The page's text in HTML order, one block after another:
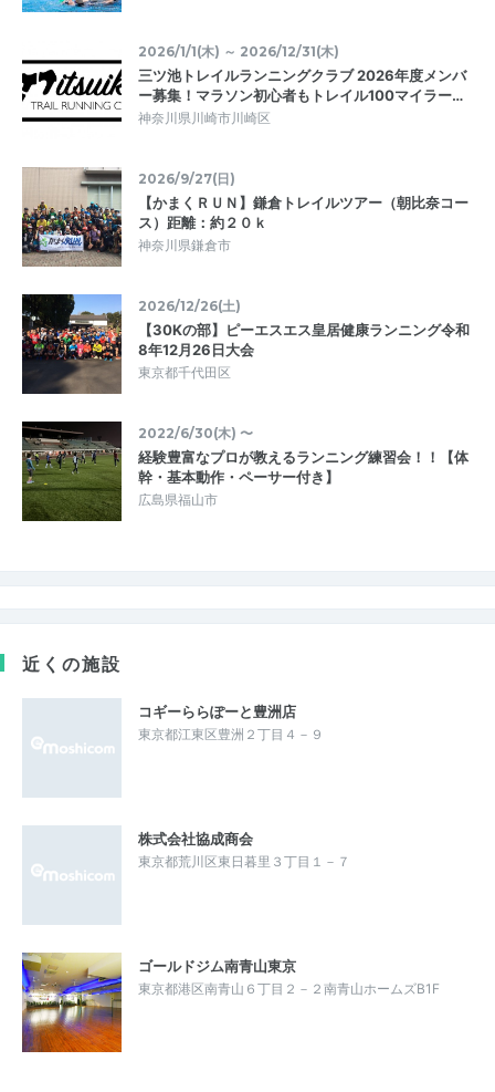
2026/1/1(木) ～ 2026/12/31(木)
三ツ池トレイルランニングクラブ 2026年度メンバ
ー募集！マラソン初心者もトレイル100マイラー…
神奈川県川崎市川崎区
2026/9/27(日)
【かまくＲＵＮ】鎌倉トレイルツアー（朝比奈コー
ス）距離：約２０ｋ
神奈川県鎌倉市
2026/12/26(土)
【30Kの部】ピーエスエス皇居健康ランニング令和
8年12月26日大会
東京都千代田区
2022/6/30(木) 〜
経験豊富なプロが教えるランニング練習会！！【体
幹・基本動作・ペーサー付き】
広島県福山市
近くの施設
コギーららぽーと豊洲店
東京都江東区豊洲２丁目４－９
株式会社協成商会
東京都荒川区東日暮里３丁目１－７
ゴールドジム南青山東京
東京都港区南青山６丁目２－２南青山ホームズB1F